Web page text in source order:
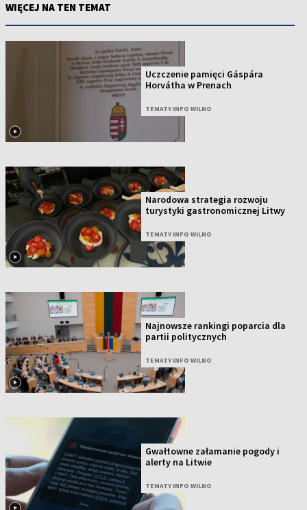
WIĘCEJ NA TEN TEMAT
Uczczenie pamięci Gáspára
Horvátha w Prenach
TEMATY INFO WILNO
Narodowa strategia rozwoju
turystyki gastronomicznej Litwy
TEMATY INFO WILNO
Najnowsze rankingi poparcia dla
partii politycznych
TEMATY INFO WILNO
Gwałtowne załamanie pogody i
alerty na Litwie
TEMATY INFO WILNO